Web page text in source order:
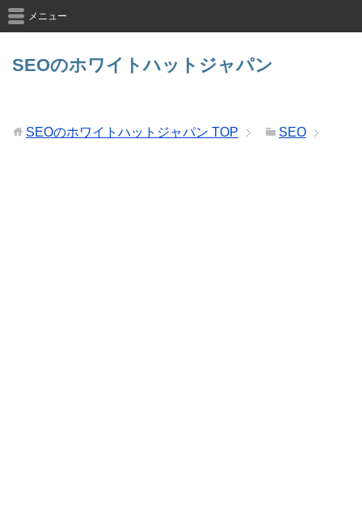
SEOのホワイトハットジャパン
メニュー
SEOのホワイトハットジャパン TOP SEO